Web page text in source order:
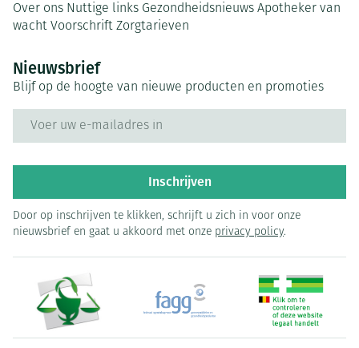
Over ons Nuttige links Gezondheidsnieuws Apotheker van
wacht Voorschrift Zorgtarieven
Nieuwsbrief
Blijf op de hoogte van nieuwe producten en promoties
Inschrijven
Door op inschrijven te klikken, schrijft u zich in voor onze
nieuwsbrief en gaat u akkoord met onze privacy policy.